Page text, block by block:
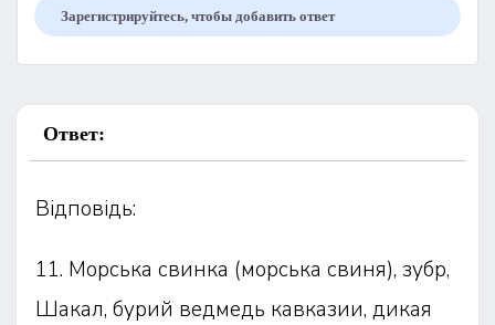
Зарегистрируйтесь, чтобы добавить ответ
Ответ:
Відповідь:
11. Морська свинка (морська свиня), зубр,
Шакал, бурий ведмедь кавказии, дикая